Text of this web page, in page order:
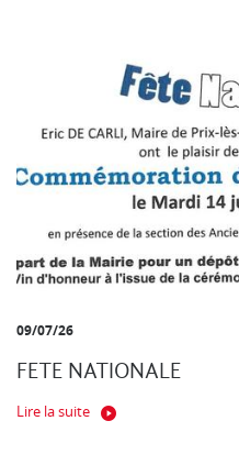
09/07/26
FETE NATIONALE
Lire la suite